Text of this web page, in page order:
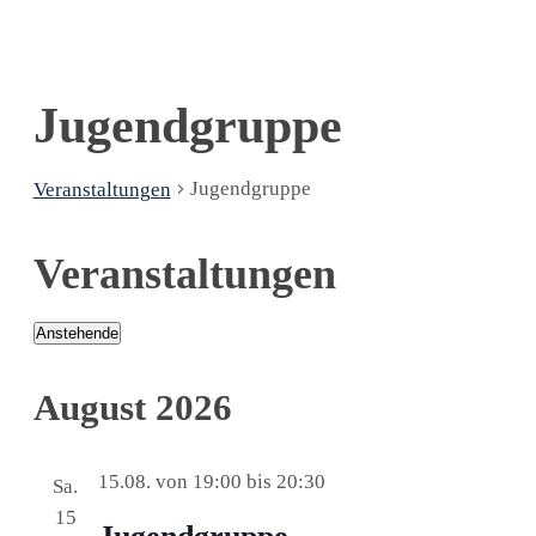
Jugendgruppe
Veranstaltungen Jugendgruppe
Veranstaltungen
Anstehende
wählen.
August 2026
Sa.
15
15.08. von 19:00 bis 20:30